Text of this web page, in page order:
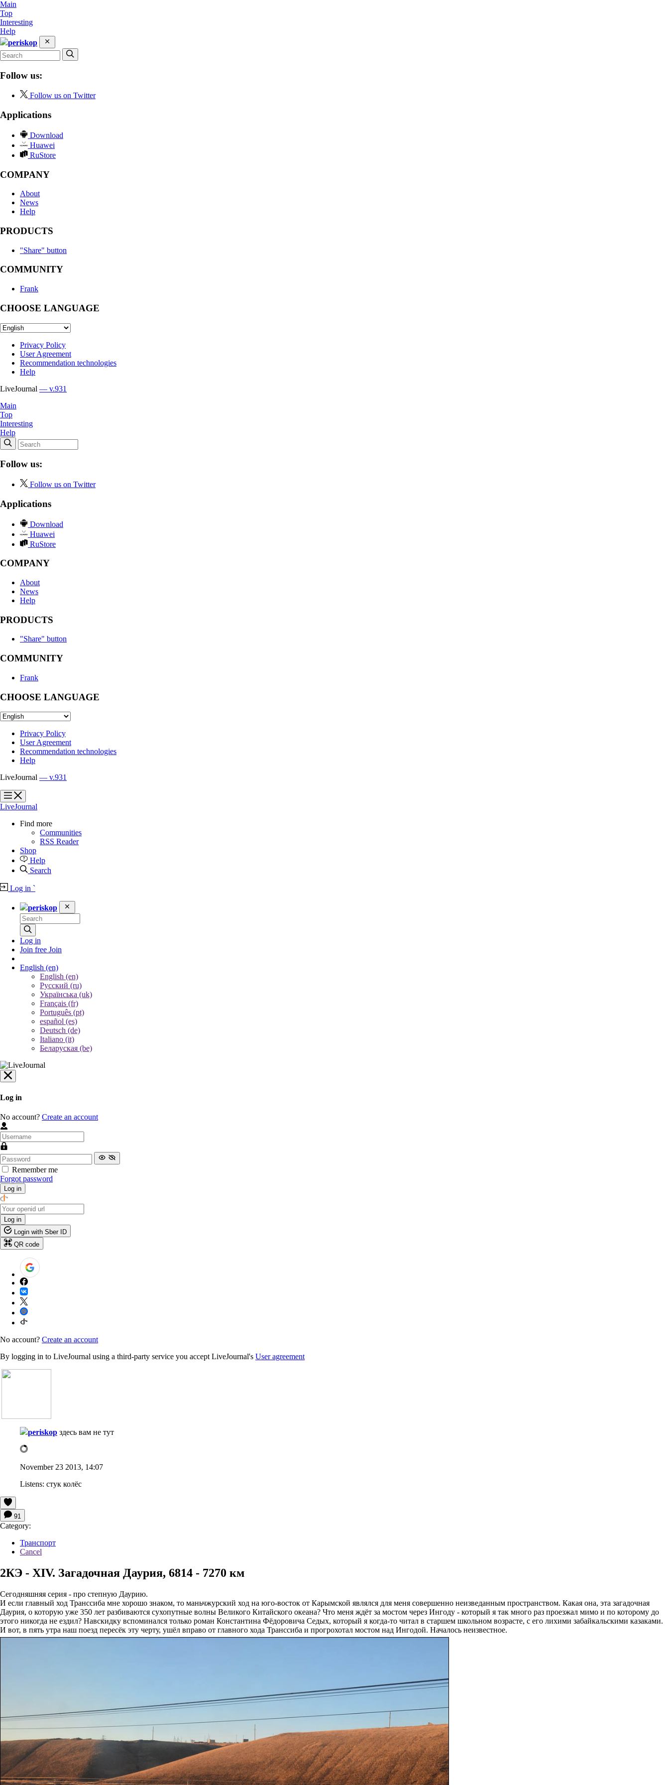
Main
Top
Interesting
Help
periskop
Follow us:
Follow us on Twitter
Applications
Download
Huawei
RuStore
COMPANY
About
News
Help
PRODUCTS
"Share" button
COMMUNITY
Frank
CHOOSE LANGUAGE
Privacy Policy
User Agreement
Recommendation technologies
Help
LiveJournal — v.931
Main
Top
Interesting
Help
Follow us:
Follow us on Twitter
Applications
Download
Huawei
RuStore
COMPANY
About
News
Help
PRODUCTS
"Share" button
COMMUNITY
Frank
CHOOSE LANGUAGE
Privacy Policy
User Agreement
Recommendation technologies
Help
LiveJournal — v.931
?
?
LiveJournal
Find more
Communities
RSS Reader
Shop
Help
Search
Log in `
periskop
Log in
Join free Join
English (en)
English (en)
Русский (ru)
Українська (uk)
Français (fr)
Português (pt)
español (es)
Deutsch (de)
Italiano (it)
Беларуская (be)
Log in
No account? Create an account
Remember me
Forgot password
Log in
Log in
Login with Sber ID
QR code
No account? Create an account
By logging in to LiveJournal using a third-party service you accept LiveJournal's User agreement
periskop здесь вам не тут
November 23 2013, 14:07
Listens: стук колёс
91
Category:
Транспорт
Cancel
2КЭ - XIV. Загадочная Даурия, 6814 - 7270 км
Сегодняшняя серия - про степную Даурию.
И если главный ход Транссиба мне хорошо знаком, то маньчжурский ход на юго-восток от Карымской являлся для меня совершенно неизведанным пространством. Какая она, эта загадочная
Даурия, о которую уже 350 лет разбиваются сухопутные волны Великого Китайского океана? Что меня ждёт за мостом через Ингоду - который я так много раз проезжал мимо и по которому до
этого никогда не ездил? Навскидку вспоминался только роман Константина Фёдоровича Седых, который я когда-то читал в старшем школьном возрасте, с его лихими забайкальскими казаками.
И вот, в пять утра наш поезд пересёк эту черту, ушёл вправо от главного хода Транссиба и прогрохотал мостом над Ингодой. Началось неизвестное.